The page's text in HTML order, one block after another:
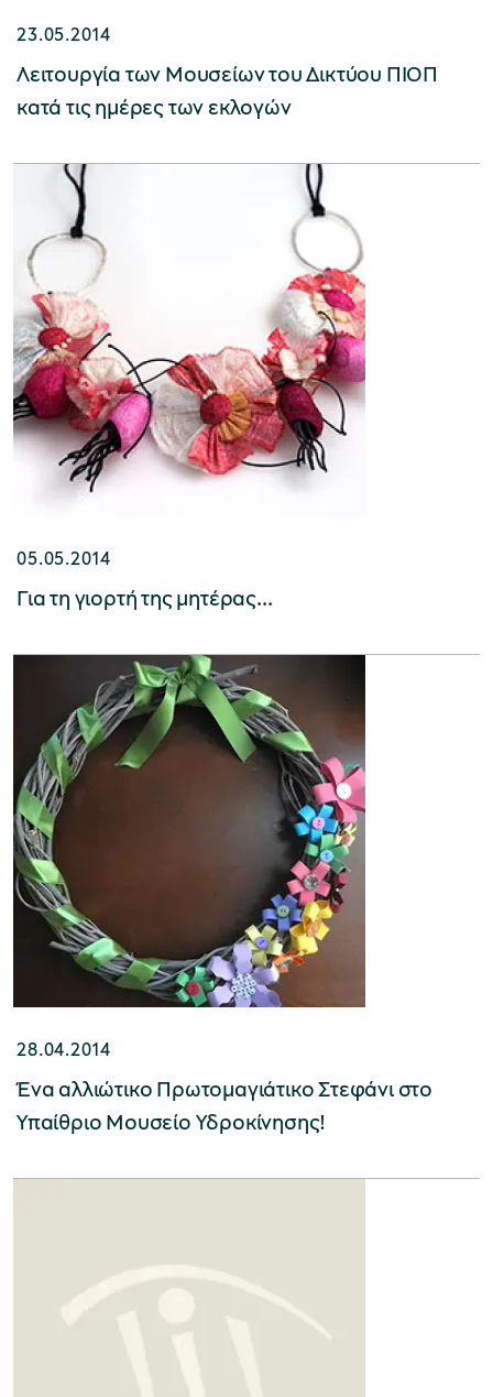
23.05.2014
Λειτουργία των Μουσείων του Δικτύου ΠΙΟΠ
κατά τις ημέρες των εκλογών
05.05.2014
Για τη γιορτή της μητέρας...
28.04.2014
Ένα αλλιώτικο Πρωτομαγιάτικο Στεφάνι στο
Υπαίθριο Μουσείο Υδροκίνησης!